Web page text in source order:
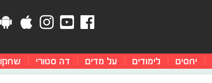
יחסים לימודים על מדים דה סטורי שחקו